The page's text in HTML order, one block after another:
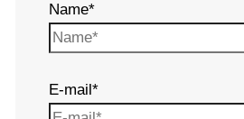
Name*
E-mail*